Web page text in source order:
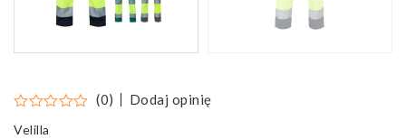
(0) Dodaj opinię
Velilla